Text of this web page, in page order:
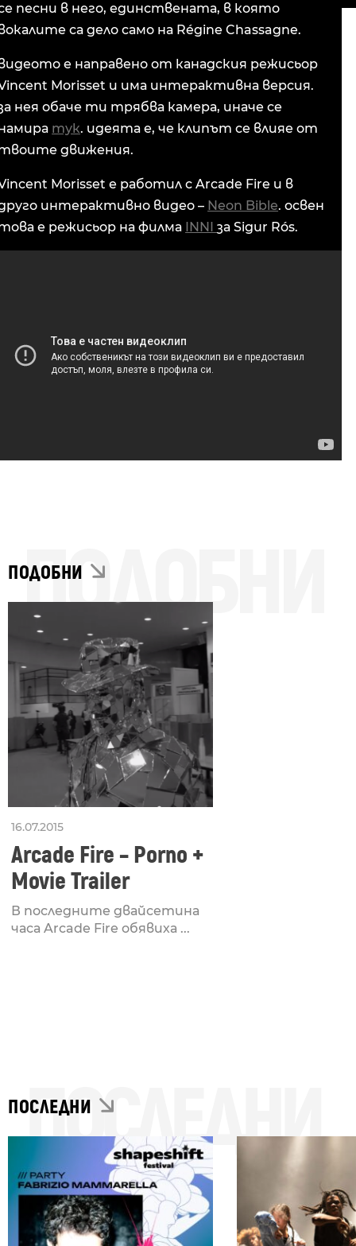
песни в него, единствената, в която
са дело само на Régine Chassagne.
е направено от канадския режисьор
Morisset и има интерактивна версия.
нея обаче ти трябва камера, иначе се
тук. идеята е, че клипът се влияе от
движения.
Morisset е работил с Arcade Fire и в
интерактивно видео – Neon Bible. освен
е режисьор на филма INNIза Sigur Rós.
ПОДОБНИ
ПОДОБНИ
16.07.2015
Arcade Fire – Porno +
Movie Trailer
В последните двайсетина
часа Arcade Fire обявиха ...
ПОСЛЕДНИ
ПОСЛЕДНИ